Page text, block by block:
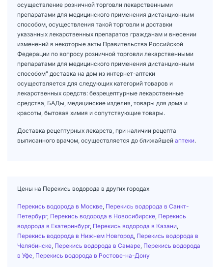
осуществление розничной торговли лекарственными
препаратами для медицинского применения дистанционным
способом, осуществления такой торговли и доставки
указанных лекарственных препаратов гражданам и внесении
изменений в некоторые акты Правительства Российской
Федерации по вопросу розничной торговли лекарственными
препаратами для медицинского применения дистанционным
способом" доставка на дом из интернет-аптеки
осуществляется для следующих категорий товаров и
лекарственных средств: безрецептурные лекарственные
средства, БАДы, медицинские изделия, товары для дома и
красоты, бытовая химия и сопутствующие товары.
Доставка рецептурных лекарств, при наличии рецепта
выписанного врачом, осуществляется до ближайшей аптеки.
Цены на Перекись водорода в других городах
Перекись водорода в Москве Перекись водорода в Санкт-
Петербург, Перекись водорода в Новосибирске Перекись
водорода в Екатеринбург, Перекись водорода в Казани
Перекись водорода в Нижнем Новгород Перекись водорода в
Челябинске Перекись водорода в Самаре Перекись водорода
в Уфе Перекись водорода в Ростове-на-Дону